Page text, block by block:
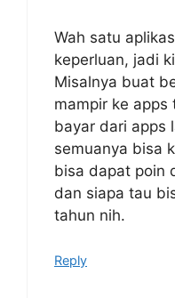
Wah satu
keperluan, jadi
Misalnya buat
mampir ke
bayar dari apps
semuanya bisa
bisa dapat poin
dan siapa tau
tahun nih.
Reply